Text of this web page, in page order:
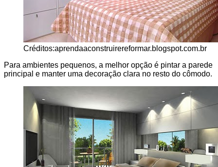
Créditos:aprendaaconstruirereformar.blogspot.com.br
Para ambientes pequenos, a melhor opção é pintar a parede
principal e manter uma decoração clara no resto do cômodo.